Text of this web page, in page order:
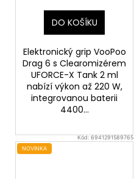
DO KOŠÍKU
Elektronický grip VooPoo
Drag 6 s Clearomizérem
UFORCE-X Tank 2 ml
nabízí výkon až 220 W,
integrovanou baterii
4400...
Kód:6941291589765
NOVINKA